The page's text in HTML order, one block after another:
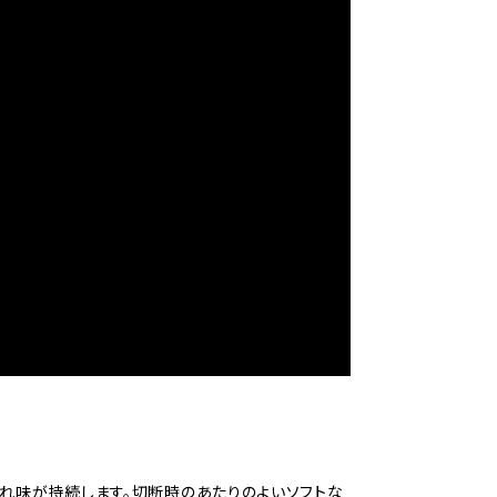
が持続します。切断時のあたりのよいソフトな